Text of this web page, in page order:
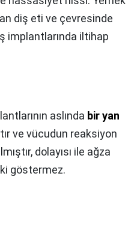
diş eti ve çevresinde
implantlarında iltihap
aslında bir yan
ve vücudun reaksiyon
dolayısı ile ağza
göstermez.